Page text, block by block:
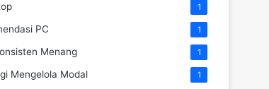
1
PC 1
Menang 1
Mengelola Modal 1